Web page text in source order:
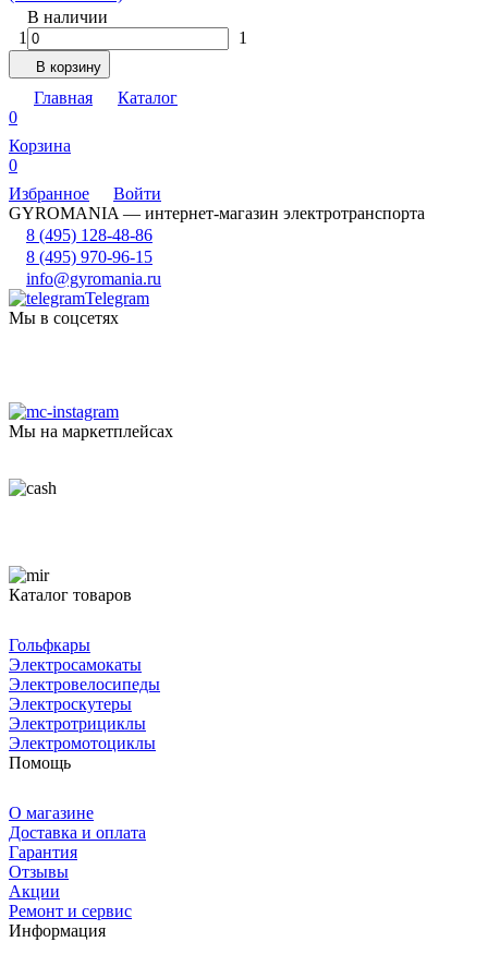
В наличии
1
1
В корзину
Главная
Каталог
0
Корзина
0
Избранное
Войти
GYROMANIA — интернет-магазин электротранспорта
8 (495) 128-48-86
8 (495) 970-96-15
info@gyromania.ru
Telegram
Мы в соцсетях
Мы на маркетплейсах
Каталог товаров
Гольфкары
Электросамокаты
Электровелосипеды
Электроскутеры
Электротрициклы
Электромотоциклы
Помощь
О магазине
Доставка и оплата
Гарантия
Отзывы
Акции
Ремонт и сервис
Информация